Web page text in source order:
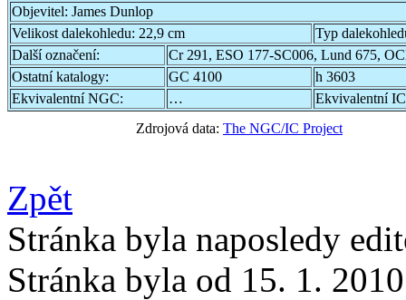
Objevitel: James Dunlop
Velikost dalekohledu: 22,9 cm
Typ
Další označení:
Cr 291, ESO 177-SC006, Lund 675,
Ostatní katalogy:
GC 4100
h 3603
Ekvivalentní NGC:
…
Ekvivalentní
Zdrojová data: The NGC/IC Project
Zpět
Stránka byla naposledy
Stránka byla od 15. 1.